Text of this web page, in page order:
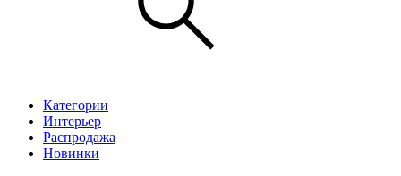
Категории
Интерьер
Распродажа
Новинки